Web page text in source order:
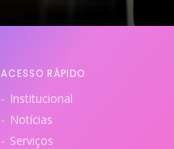
ACESSO RÁPIDO
Institucional
Notícias
Serviços